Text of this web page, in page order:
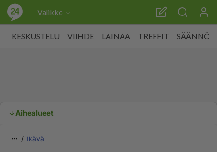
Valikko
KESKUSTELU VIIHDE LAINAA TREFFIT SÄÄNNÖT
Aihealueet
Ikävä